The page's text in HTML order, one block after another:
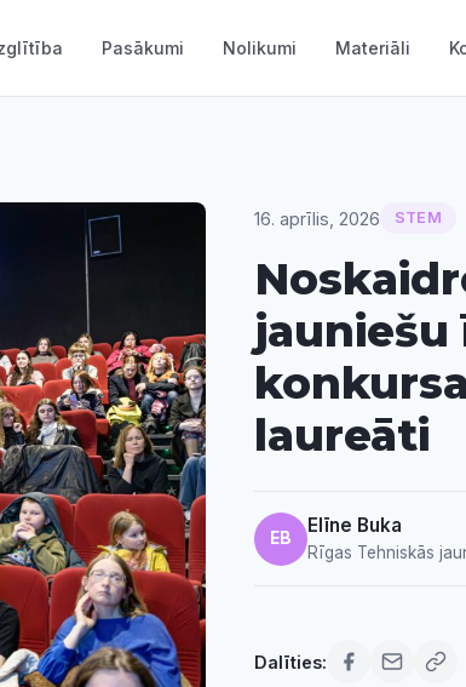
Pasākumi Nolikumi Materiāli
16. aprīlis, 2026 STEM
jauniešu
laureāti
EB
Elīne Buka
Rīgas Tehniskās
Dalīties: